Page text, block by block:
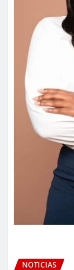
NOTICIAS